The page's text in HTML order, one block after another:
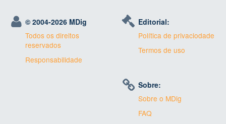
© 2004-2026 MDig
Todos os direitos
reservados
Responsabilidade
Editorial:
Política de privaciodade
Termos de uso
Sobre:
Sobre o MDig
FAQ